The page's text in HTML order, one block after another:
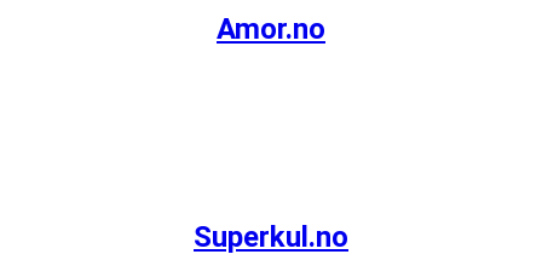
Amor.no
Superkul.no